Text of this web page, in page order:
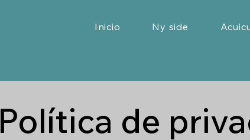
Inicio Ny side
Política de